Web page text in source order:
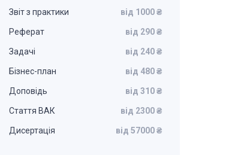
Звіт з практики від 1000 ₴
Реферат від 290 ₴
Задачі від 240 ₴
Бізнес-план від 480 ₴
Доповідь від 310 ₴
Стаття ВАК від 2300 ₴
Дисертація від 57000 ₴